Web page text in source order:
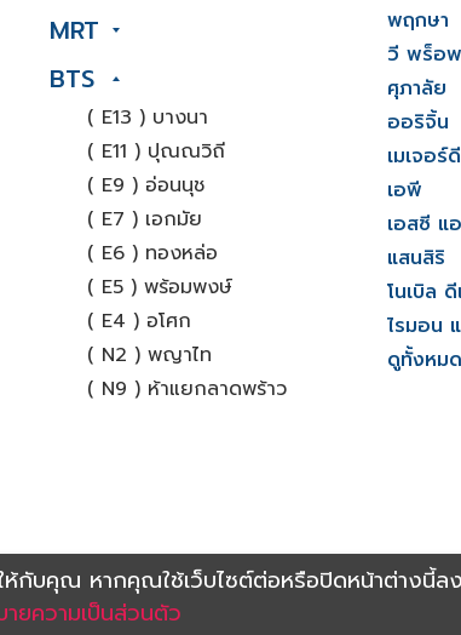
MRT
BTS
( E13 ) บางนา
( E11 ) ปุณณวิถี
( E9 ) อ่อนนุช
( E7 ) เอกมัย
( E6 ) ทองหล่อ
( E5 ) พร้อมพงษ์
( E4 ) อโศก
( N2 ) พญาไท
( N9 ) ห้าแยกลาดพร้าว
พฤกษา
วี พร็อ
ศุภาลัย
ออริจิ้น
เมเจอร์
เอพี
เอสซี แ
แสนสิริ
โนเบิล
ไรมอน
ดูทั้งหมด
Conditions Privacy Policy Member of
ให้กับคุณ หากคุณใช้เว็บไซต์ต่อหรือปิดหน้าต่างนี้ลง
ายความเป็นส่วนตัว